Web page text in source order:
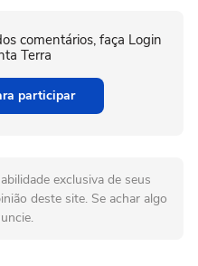
comentários, faça Login
Terra
participar
exclusiva de seus
deste site. Se achar algo